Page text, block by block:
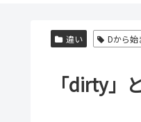
違い Dから始
「dirty」